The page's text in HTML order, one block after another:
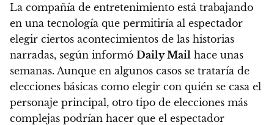
La compañía de entretenimiento está trabajando
en una tecnología que permitiría al espectador
elegir ciertos acontecimientos de las historias
narradas, según informó Daily Mail hace unas
semanas. Aunque en algunos casos se trataría de
elecciones básicas como elegir con quién se casa el
personaje principal, otro tipo de elecciones más
complejas podrían hacer que el espectador